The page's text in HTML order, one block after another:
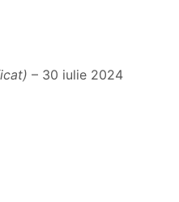
– 30 iulie 2024